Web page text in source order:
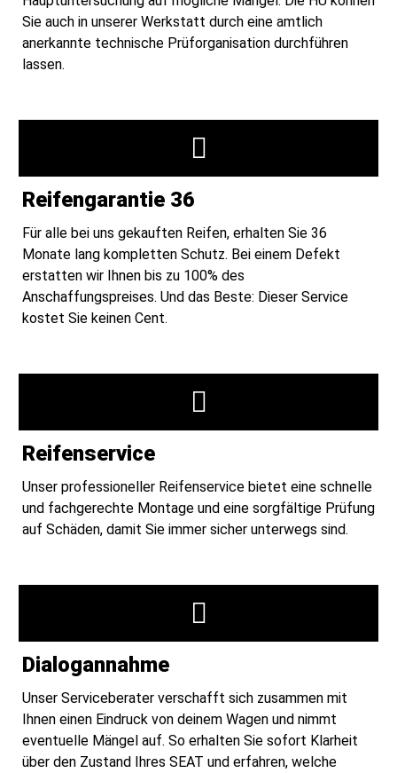
Sie auch in unserer Werkstatt durch eine amtlich
anerkannte technische Prüforganisation durchführen
lassen.
Reifengarantie 36
Für alle bei uns gekauften Reifen, erhalten Sie 36
Monate lang kompletten Schutz. Bei einem Defekt
erstatten wir Ihnen bis zu 100% des
Anschaffungspreises. Und das Beste: Dieser Service
kostet Sie keinen Cent.
Reifenservice
Unser professioneller Reifenservice bietet eine schnelle
und fachgerechte Montage und eine sorgfältige Prüfung
auf Schäden, damit Sie immer sicher unterwegs sind.
Dialogannahme
Unser Serviceberater verschafft sich zusammen mit
Ihnen einen Eindruck von deinem Wagen und nimmt
eventuelle Mängel auf. So erhalten Sie sofort Klarheit
über den Zustand Ihres SEAT und erfahren, welche